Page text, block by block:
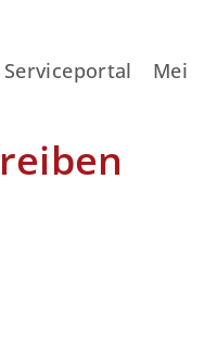
Serviceportal